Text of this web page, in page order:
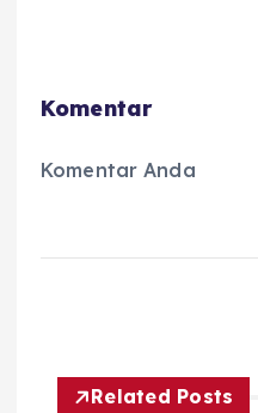
Komentar
Komentar Anda
Related Posts